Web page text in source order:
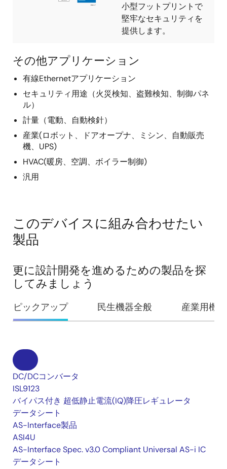
小型フットプリントで
堅牢なセキュリティを
提供します。
その他アプリケーション
有線Ethernetアプリケーション
セキュリティ用途（火災検知、盗難検知、制御パネ
ル）
計量（電動、自動検針）
産業(ロボット、ドアオープナ、ミシン、自動販売
機、UPS)
HVAC(暖房、空調、ボイラー制御)
汎用
このデバイスに組み合わせたい
製品
更に設計開発を進めるための製品を探
してみましょう
ピックアップ 民生機器全般 産業用機器
DC/DCコンバータ
ISL9123
バイパス付き 超低静止電流(IQ)降圧レギュレータ
データシート
AS-Interface製品
ASI4U
AS-Interface Spec. v3.0 Compliant Universal AS-i IC
データシート